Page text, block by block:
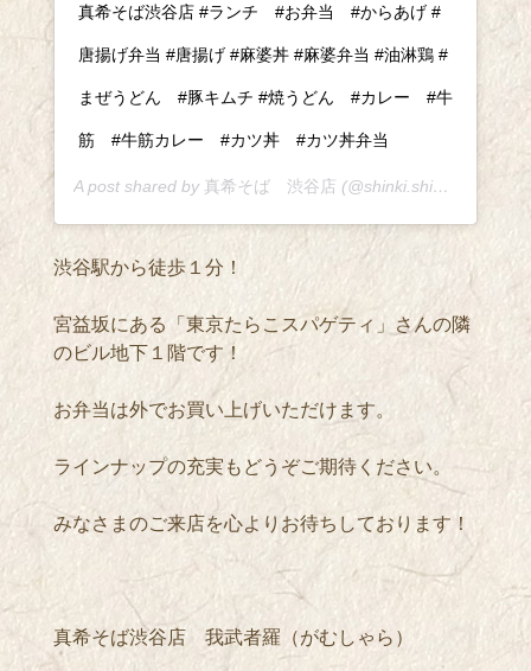
真希そば渋谷店 #ランチ #お弁当 #からあげ #
唐揚げ弁当 #唐揚げ #麻婆丼 #麻婆弁当 #油淋鶏 #
まぜうどん #豚キムチ #焼うどん #カレー #牛
筋 #牛筋カレー #カツ丼 #カツ丼弁当
A post shared by 真希そば 渋谷店 (@shinki.shibuya) on
渋谷駅から徒歩１分！
宮益坂にある「東京たらこスパゲティ」さんの隣
のビル地下１階です！
お弁当は外でお買い上げいただけます。
ラインナップの充実もどうぞご期待ください。
みなさまのご来店を心よりお待ちしております！
真希そば渋谷店 我武者羅（がむしゃら）